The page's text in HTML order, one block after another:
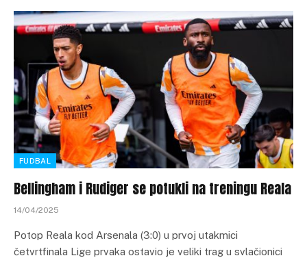
FUDBAL
Bellingham i Rudiger se potukli na treningu Reala
14/04/2025
Potop Reala kod Arsenala (3:0) u prvoj utakmici
četvrtfinala Lige prvaka ostavio je veliki trag u svlačionici